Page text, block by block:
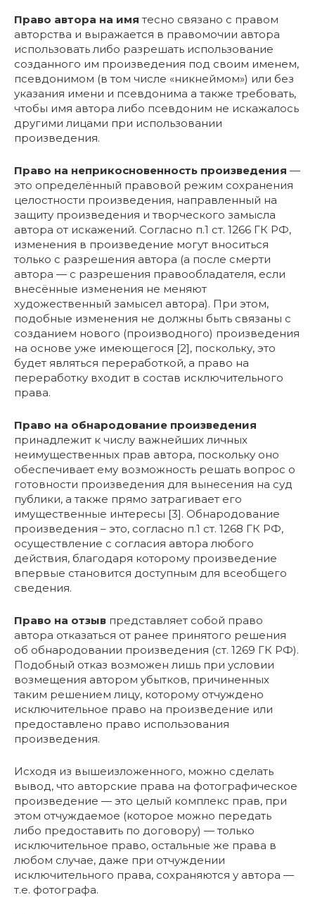
Право автора на имя тесно связано с правом
авторства и выражается в правомочии автора
использовать либо разрешать использование
созданного им произведения под своим именем,
псевдонимом (в том числе «никнеймом») или без
указания имени и псевдонима а также требовать,
чтобы имя автора либо псевдоним не искажалось
другими лицами при использовании
произведения.
Право на неприкосновенность произведения —
это определённый правовой режим сохранения
целостности произведения, направленный на
защиту произведения и творческого замысла
автора от искажений. Согласно п.1 ст. 1266 ГК РФ,
изменения в произведение могут вноситься
только с разрешения автора (а после смерти
автора — с разрешения правообладателя, если
внесённые изменения не меняют
художественный замысел автора). При этом,
подобные изменения не должны быть связаны с
созданием нового (производного) произведения
на основе уже имеющегося [2], поскольку, это
будет являться переработкой, а право на
переработку входит в состав исключительного
права.
Право на обнародование произведения
принадлежит к числу важнейших личных
неимущественных прав автора, поскольку оно
обеспечивает ему возможность решать вопрос о
готовности произведения для вынесения на суд
публики, а также прямо затрагивает его
имущественные интересы [3]. Обнародование
произведения – это, согласно п.1 ст. 1268 ГК РФ,
осуществление с согласия автора любого
действия, благодаря которому произведение
впервые становится доступным для всеобщего
сведения.
Право на отзыв представляет собой право
автора отказаться от ранее принятого решения
об обнародовании произведения (ст. 1269 ГК РФ).
Подобный отказ возможен лишь при условии
возмещения автором убытков, причиненных
таким решением лицу, которому отчуждено
исключительное право на произведение или
предоставлено право использования
произведения.
Исходя из вышеизложенного, можно сделать
вывод, что авторские права на фотографическое
произведение — это целый комплекс прав, при
этом отчуждаемое (которое можно передать
либо предоставить по договору) — только
исключительное право, остальные же права в
любом случае, даже при отчуждении
исключительного права, сохраняются у автора —
т.е. фотографа.